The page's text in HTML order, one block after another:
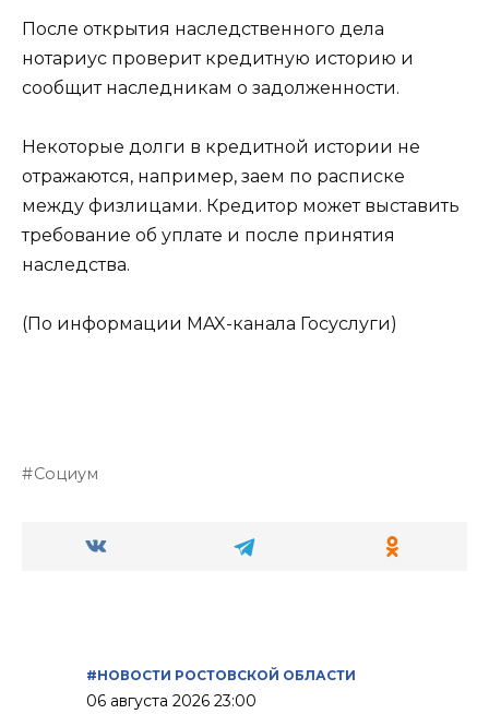
После открытия наследственного дела
нотариус проверит кредитную историю и
сообщит наследникам о задолженности.
Некоторые долги в кредитной истории не
отражаются, например, заем по расписке
между физлицами. Кредитор может выставить
требование об уплате и после принятия
наследства.
(По информации MAX-канала Госуслуги)
Социум
#НОВОСТИ РОСТОВСКОЙ ОБЛАСТИ
06 августа 2026 23:00